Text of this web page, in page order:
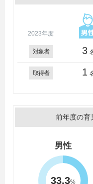
2023年度
対象者 3
取得者 1
前年度の育
男性
33.3%